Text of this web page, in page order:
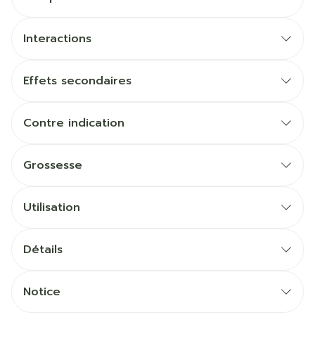
Interactions
Effets secondaires
Contre indication
Grossesse
Utilisation
Détails
Notice